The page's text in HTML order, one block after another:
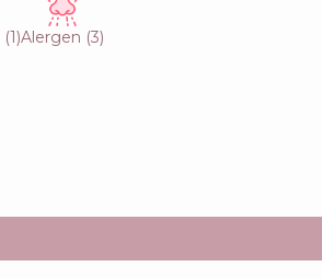
(1)Alergen (3)